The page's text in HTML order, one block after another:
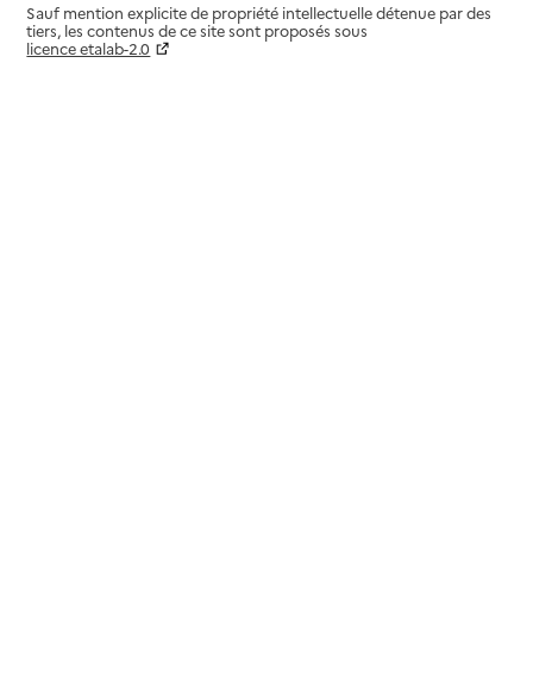
Sauf mention explicite de propriété intellectuelle détenue par des
tiers, les contenus de ce site sont proposés sous
licence etalab-2.0